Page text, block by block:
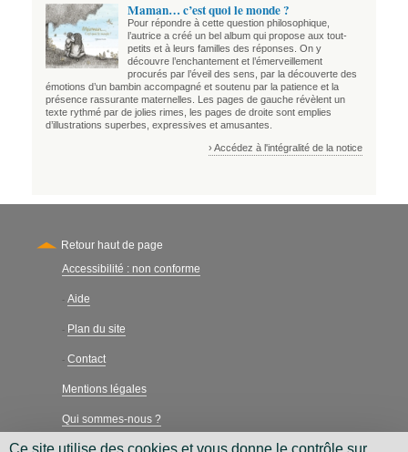
Maman… c’est quoi le monde ?
Pour répondre à cette question philosophique,
l’autrice a créé un bel album qui propose aux tout-
petits et à leurs familles des réponses. On y
découvre l’enchantement et l’émerveillement
procurés par l’éveil des sens, par la découverte des
émotions d’un bambin accompagné et soutenu par la patience et la
présence rassurante maternelles. Les pages de gauche révèlent un
texte rythmé par de jolies rimes, les pages de droite sont emplies
d’illustrations superbes, expressives et amusantes.
› Accédez à l'intégralité de la notice
Retour haut de page
Secondary
Accessibilité : non conforme
- Aide
- Plan du site
- Contact
Mentions légales
Qui sommes-nous ?
Ce site utilise des cookies et vous donne le contrôle sur